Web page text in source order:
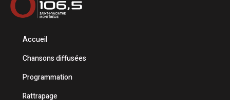
Accueil
Chansons diffusées
Programmation
Rattrapage